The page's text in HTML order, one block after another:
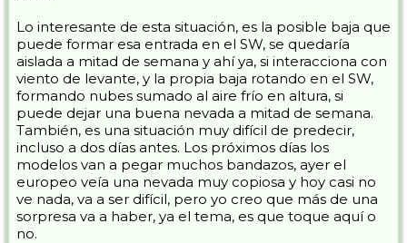
Lo interesante de esta situación, es la posible baja que
puede formar esa entrada en el SW, se quedaría
aislada a mitad de semana y ahí ya, si interacciona con
viento de levante, y la propia baja rotando en el SW,
formando nubes sumado al aire frío en altura, si
puede dejar una buena nevada a mitad de semana.
También, es una situación muy difícil de predecir,
incluso a dos días antes. Los próximos días los
modelos van a pegar muchos bandazos, ayer el
europeo veía una nevada muy copiosa y hoy casi no
ve nada, va a ser difícil, pero yo creo que más de una
sorpresa va a haber, ya el tema, es que toque aquí o
no.